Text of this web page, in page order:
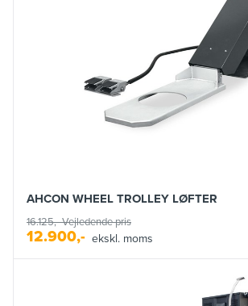
AHCON WHEEL TROLLEY LØFTER
16.125,-Vejledende pris
12.900,- ekskl. moms